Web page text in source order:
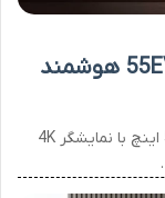
بررسی کامل تلویزیون ایوولی 55EV250 هوشمند
تلویزیون هوشمند ایوولی مدل 55EV250 سایز 55 اینچ با نمایشگر 4K